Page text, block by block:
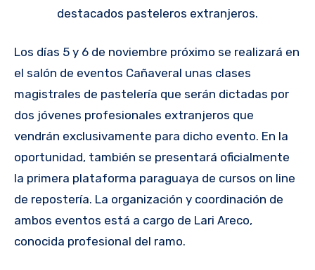
destacados pasteleros extranjeros.
Los días 5 y 6 de noviembre próximo se realizará en
el salón de eventos Cañaveral unas clases
magistrales de pastelería que serán dictadas por
dos jóvenes profesionales extranjeros que
vendrán exclusivamente para dicho evento. En la
oportunidad, también se presentará oficialmente
la primera plataforma paraguaya de cursos on line
de repostería. La organización y coordinación de
ambos eventos está a cargo de Lari Areco,
conocida profesional del ramo.